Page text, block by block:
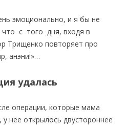
эмоционально, и я бы не
что с того дня, входя в
Трищенко повторяет про
анэни!»…
удалась
операции, которые мама
нее открылось двустороннее